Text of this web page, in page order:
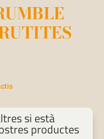
si està
productes